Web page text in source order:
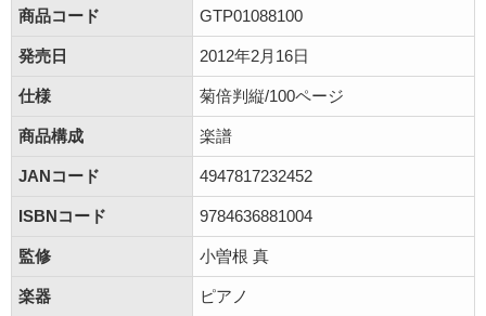
商品コード
GTP01088100
発売日 2012年2月16日
仕様 菊倍判縦/100ページ
商品構成 楽譜
JANコード 4947817232452
ISBNコード 9784636881004
監修 小曽根 真
楽器 ピアノ